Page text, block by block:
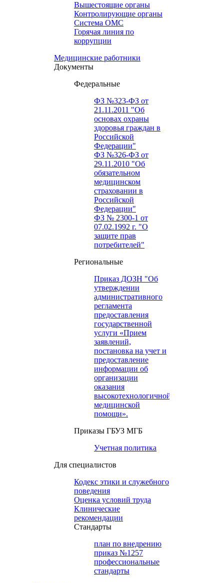
Вышестоящие органы
Контролирующие органы
Система ОМС
Горячая линия по
коррупции
Медицинские работники
Документы
Федеральные
ФЗ №323-ФЗ от
21.11.2011 "Об
основах охраны
здоровья граждан в
Российской
Федерации"
ФЗ №326-ФЗ от
29.11.2010 "Об
обязательном
медицинском
страховании в
Российской
Федерации"
ФЗ № 2300-1 от
07.02.1992 г. "О
защите прав
потребителей"
Региональные
Приказ ДОЗН "Об
утверждении
административного
регламента
предоставления
государственной
услуги «Прием
заявлений,
постановка на учет и
предоставление
информации об
организации
оказания
высокотехнологичной
медицинской
помощи».
Приказы ГБУЗ МГБ
Учетная политика
Для специалистов
Кодекс этики и служебного
поведения
Оценка условий труда
Клинические
рекомендации
Cтандарты
план по внедрению
приказ №1257
профессиональные
стандарты